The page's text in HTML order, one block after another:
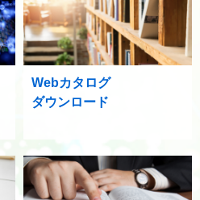
Webカタログ
ダウンロード